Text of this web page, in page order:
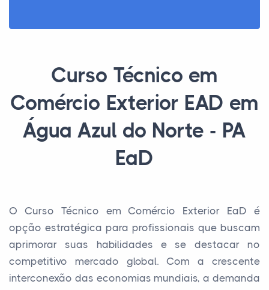
Curso Técnico em
Comércio Exterior EAD em
Água Azul do Norte - PA
EaD
O Curso Técnico em Comércio Exterior EaD é
opção estratégica para profissionais que buscam
aprimorar suas habilidades e se destacar no
competitivo mercado global. Com a crescente
interconexão das economias mundiais, a demanda